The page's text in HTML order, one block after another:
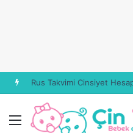
Rus Takvimi Cinsiyet
Menü